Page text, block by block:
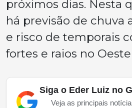
próximos dias. Nesta
há previsão de chuva
e risco de temporais
fortes e raios no
Siga o Eder Luiz no
Veja as principais